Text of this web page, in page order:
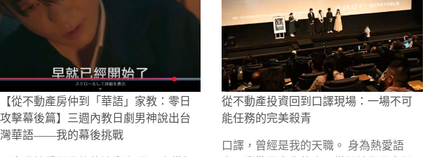
【從不動產房仲到「華語」家教：零日
攻擊幕後篇】三週內教日劇男神說出台
灣華語——我的幕後挑戰
從不動產投資回到口譯現場：一場不可
能任務的完美殺青
口譯，曾經是我的天職。 身為熱愛語